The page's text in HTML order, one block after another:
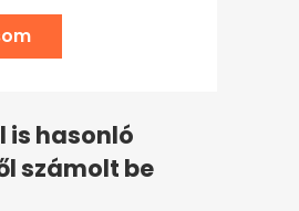
is hasonló
számolt be